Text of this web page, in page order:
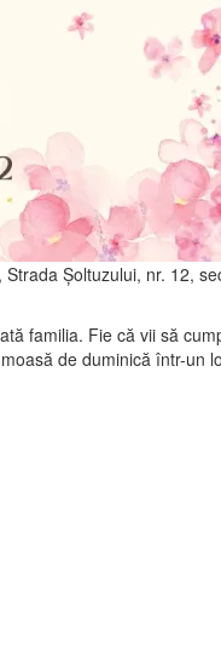
Șoltuzului, nr. 12,
familia. Fie că vii să
de duminică într-un